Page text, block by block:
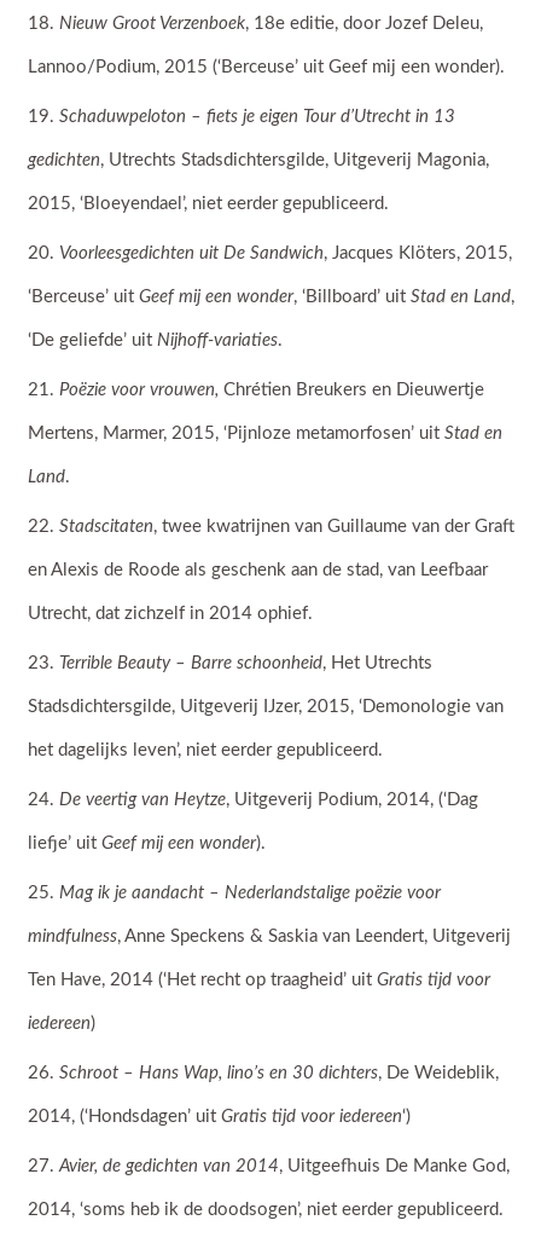
Nieuw Groot Verzenboek, 18e editie, door Jozef Deleu,
Lannoo/Podium, 2015 (‘Berceuse’ uit Geef mij een wonder).
Schaduwpeloton – fiets je eigen Tour d’Utrecht in 13
gedichten, Utrechts Stadsdichtersgilde, Uitgeverij Magonia,
2015, ‘Bloeyendael’, niet eerder gepubliceerd.
Voorleesgedichten uit De Sandwich, Jacques Klöters, 2015,
‘Berceuse’ uitGeef mij een wonder, ‘Billboard’ uitStad en Land,
‘De geliefde’ uitNijhoff-variaties.
Poëzie voor vrouwen,Chrétien Breukers en Dieuwertje
Mertens, Marmer, 2015, ‘Pijnloze metamorfosen’ uitStad en
Land.
Stadscitaten, twee kwatrijnen van Guillaume van der Graft
en Alexis de Roode als geschenk aan de stad, van Leefbaar
Utrecht, dat zichzelf in 2014 ophief.
Terrible Beauty – Barre schoonheid, Het Utrechts
Stadsdichtersgilde, Uitgeverij IJzer, 2015, ‘Demonologie van
het dagelijks leven’, niet eerder gepubliceerd.
De veertig van Heytze, Uitgeverij Podium, 2014, (‘Dag
liefje’ uitGeef mij een wonder).
Mag ik je aandacht – Nederlandstalige poëzie voor
mindfulness, Anne Speckens & Saskia van Leendert, Uitgeverij
Ten Have, 2014 (‘Het recht op traagheid’ uitGratis tijd voor
iedereen)
Schroot – Hans Wap, lino’s en 30 dichters, De Weideblik,
2014, (‘Hondsdagen’ uitGratis tijd voor iedereen‘)
Avier, de gedichten van 2014, Uitgeefhuis De Manke God,
2014, ‘soms heb ik de doodsogen’, niet eerder gepubliceerd.